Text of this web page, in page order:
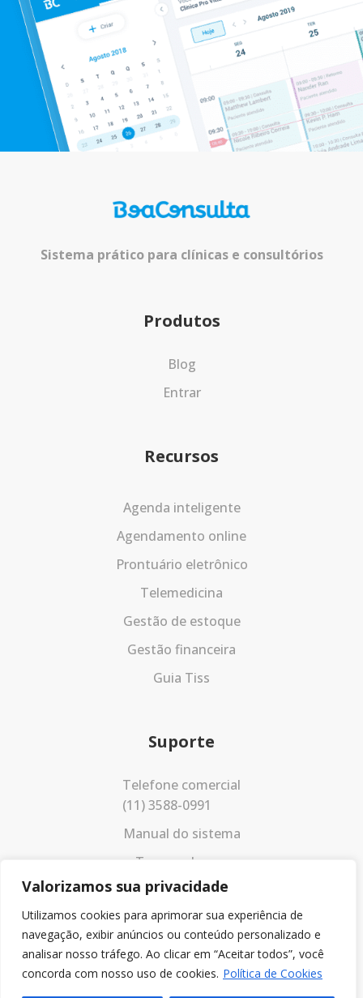
Valorizamos sua privacidade
Utilizamos cookies para aprimorar sua experiência de
navegação, exibir anúncios ou conteúdo personalizado e
analisar nosso tráfego. Ao clicar em “Aceitar todos”, você
concorda com nosso uso de cookies. Política de Cookies
Sistema prático para clínicas e consultórios
Produtos
Blog
Entrar
Recursos
Agenda inteligente
Agendamento online
Prontuário eletrônico
Telemedicina
Gestão de estoque
Gestão financeira
Guia Tiss
Suporte
Telefone comercial
(11) 3588-0991
Manual do sistema
Termos de uso
Política de privacidade